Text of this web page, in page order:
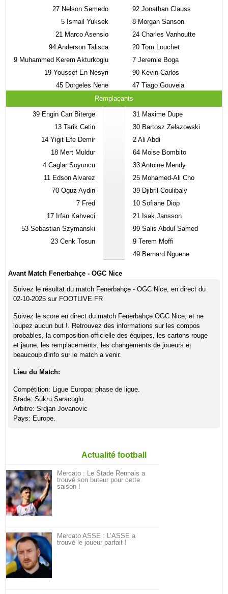
27 Nelson Semedo
5 Ismail Yuksek
21 Marco Asensio
94 Anderson Talisca
9 Muhammed Kerem Akturkoglu
19 Youssef En-Nesyri
45 Dorgeles Nene
92 Jonathan Clauss
8 Morgan Sanson
24 Charles Vanhoutte
20 Tom Louchet
7 Jeremie Boga
90 Kevin Carlos
47 Tiago Gouveia
Remplaçants
39 Engin Can Biterge
13 Tarik Cetin
14 Yigit Efe Demir
18 Mert Muldur
4 Caglar Soyuncu
11 Edson Alvarez
70 Oguz Aydin
7 Fred
17 Irfan Kahveci
53 Sebastian Szymanski
23 Cenk Tosun
31 Maxime Dupe
30 Bartosz Zelazowski
2 Ali Abdi
64 Moise Bombito
33 Antoine Mendy
25 Mohamed-Ali Cho
39 Djibril Coulibaly
10 Sofiane Diop
21 Isak Jansson
99 Salis Abdul Samed
9 Terem Moffi
49 Bernard Nguene
Avant Match Fenerbahçe - OGC Nice
Suivez le résultat du match Fenerbahçe - OGC Nice, en direct du
02-10-2025 sur FOOTLIVE.FR
Suivez le score en direct du match Fenerbahçe OGC Nice, et ne
loupez aucun but !. Retrouvez des informations sur les compos
probables, la composition officielle des équipes, les cartons rouge
et jaune, les remplacements, les changements de joueurs et
beaucoup d'info sur le match a venir.
Lieu du Match:
Compétition: Ligue Europa: phase de ligue.
Stade: Sukru Saracoglu
Arbitre: Srdjan Jovanovic
Pays: Europe.
Actualité football
Mercato : Le Stade Rennais a
trouvé son buteur pour cette
saison !
Mercato ASSE : L’ASSE a
trouvé le joueur parfait !